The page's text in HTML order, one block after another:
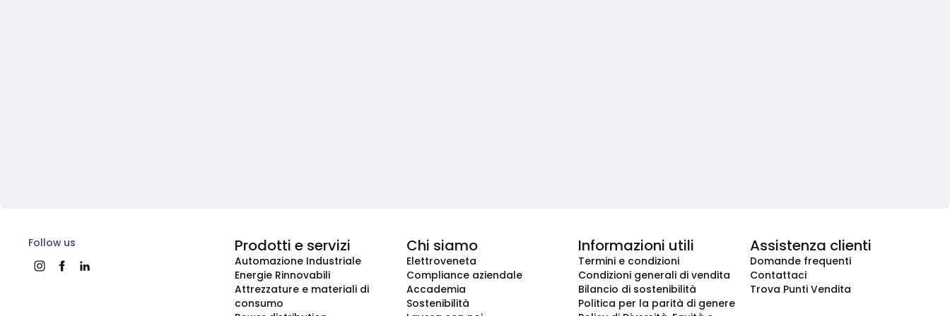
Follow us Prodotti e servizi
Automazione Industriale
Energie Rinnovabili
Attrezzature e materiali di
consumo
Chi siamo
Elettroveneta
Compliance aziendale
Accademia
Sostenibilità
Informazioni utili
Termini e condizioni
Condizioni generali di vendita
Bilancio di sostenibilità
Politica per la parità di genere
Assistenza clienti
Domande frequenti
Contattaci
Trova Punti Vendita